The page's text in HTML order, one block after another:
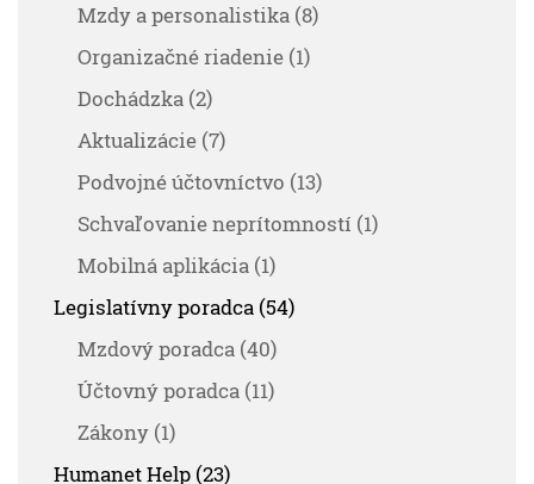
Mzdy a personalistika (8)
Organizačné riadenie (1)
Dochádzka (2)
Aktualizácie (7)
Podvojné účtovníctvo (13)
Schvaľovanie neprítomností (1)
Mobilná aplikácia (1)
Legislatívny poradca (54)
Mzdový poradca (40)
Účtovný poradca (11)
Zákony (1)
Humanet Help (23)